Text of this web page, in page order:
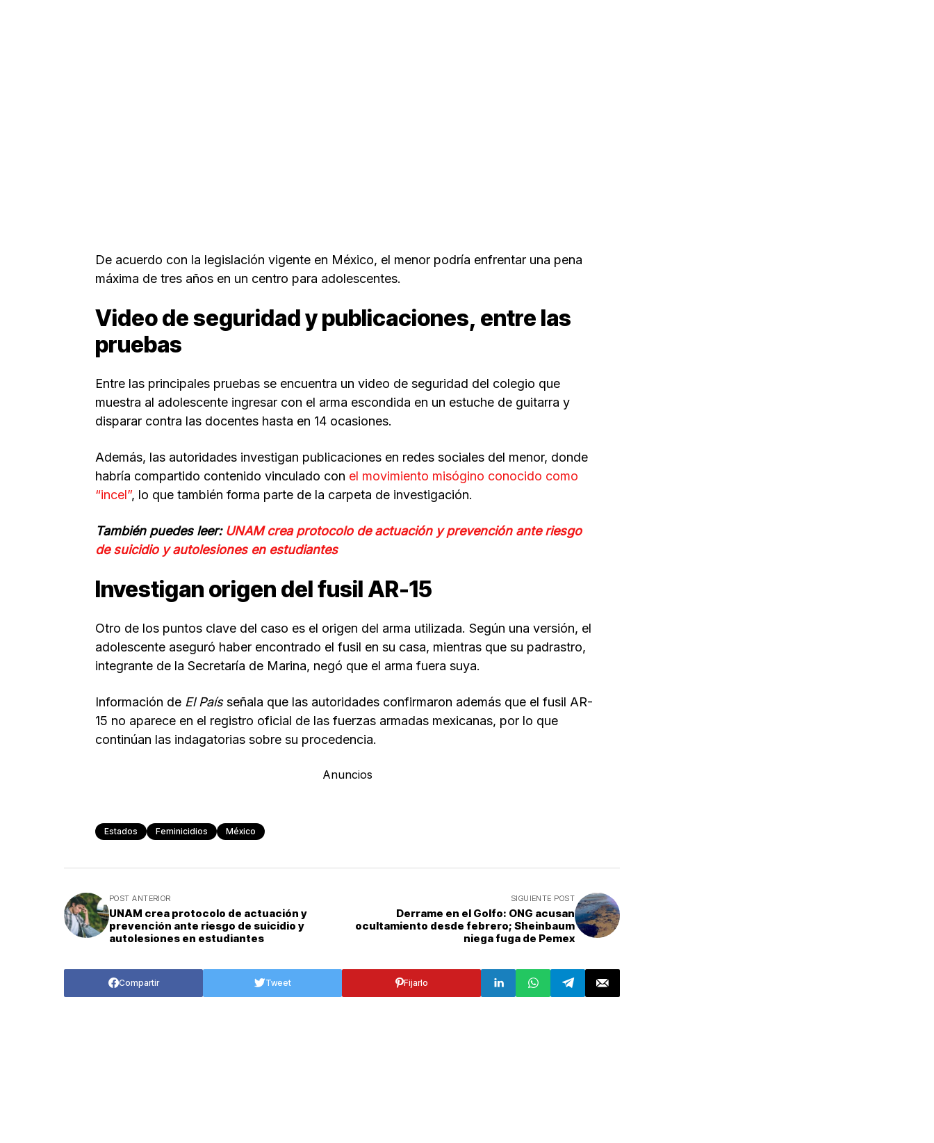
De acuerdo con la legislación vigente en México, el menor podría enfrentar una pena
máxima de tres años en un centro para adolescentes.
Video de seguridad y publicaciones, entre las
pruebas
Entre las principales pruebas se encuentra un video de seguridad del colegio que
muestra al adolescente ingresar con el arma escondida en un estuche de guitarra y
disparar contra las docentes hasta en 14 ocasiones.
Además, las autoridades investigan publicaciones en redes sociales del menor, donde
habría compartido contenido vinculado con el movimiento misógino conocido como
“incel”, lo que también forma parte de la carpeta de investigación.
También puedes leer: UNAM crea protocolo de actuación y prevención ante riesgo
de suicidio y autolesiones en estudiantes
Investigan origen del fusil AR-15
Otro de los puntos clave del caso es el origen del arma utilizada. Según una versión, el
adolescente aseguró haber encontrado el fusil en su casa, mientras que su padrastro,
integrante de la Secretaría de Marina, negó que el arma fuera suya.
Información de El Paísseñala que las autoridades confirmaron además que el fusil AR-
15 no aparece en el registro oficial de las fuerzas armadas mexicanas, por lo que
continúan las indagatorias sobre su procedencia.
Anuncios
Estados Feminicidios México
POST ANTERIOR
UNAM crea protocolo de actuación y
prevención ante riesgo de suicidio y
autolesiones en estudiantes
SIGUIENTE POST
Derrame en el Golfo: ONG acusan
ocultamiento desde febrero; Sheinbaum
niega fuga de Pemex
Compartir Tweet Fijarlo